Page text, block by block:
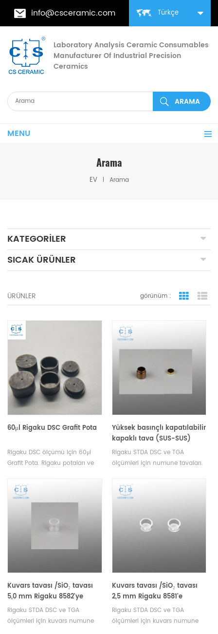
Türkçe
info@csceramic.com
Laboratory Analysis Ceramic Consumables
Manufacturer Of Industrial Precision
Ceramics
MENU
Arama
EV Arama
KATEGORILER
SICAK ÜRÜNLER
ÜRÜNLER görünüm : ızgara
60μl Rigaku DSC Grafit Pota
Rigaku DSC ölçümü için 60μl
Grafit Pota. Rigaku potaları ve
Yüksek basınçlı kapatılabilir
kapaklı tava (SUS-SUS)
Rigaku 8598B1'e eşdeğer
Rigaku STDA DSC ve TGA
ölçümleri için numune tavaları.
numune tavaları üreticisi.
Kuvars tavası /SiO₂ tavası
5,0 mm Rigaku 8582'ye
eşdeğer
Rigaku STDA DSC ve TGA
ölçümleri için kuvars numune
Kuvars tavası /SiO₂ tavası
2,5 mm Rigaku 8581'e
eşdeğer
Rigaku STDA DSC ve TGA
ölçümleri için kuvars numune